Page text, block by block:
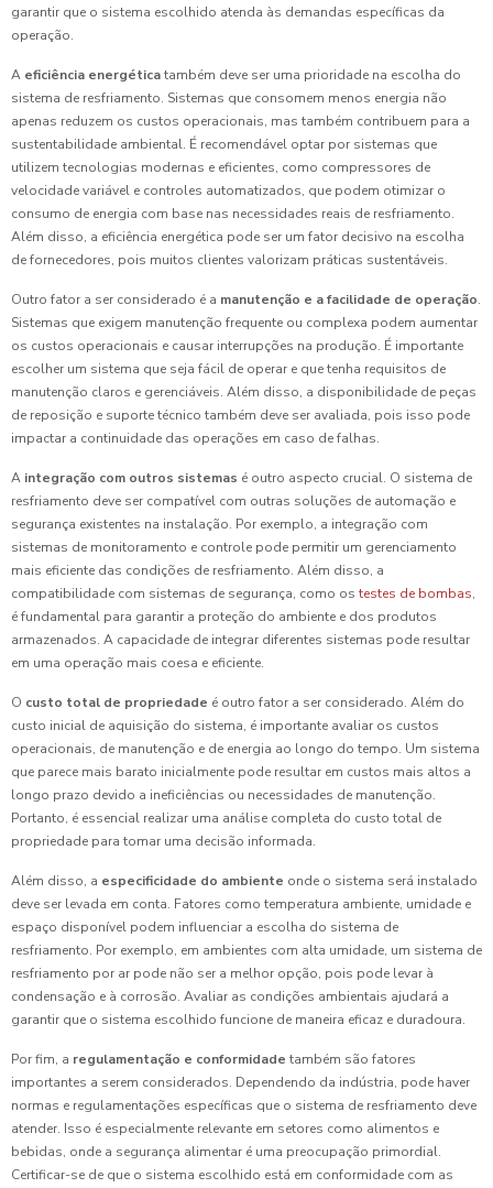
garantir que o sistema escolhido atenda às demandas específicas da
operação.
A eficiência energéticatambém deve ser uma prioridade na escolha do
sistema de resfriamento. Sistemas que consomem menos energia não
apenas reduzem os custos operacionais, mas também contribuem para a
sustentabilidade ambiental. É recomendável optar por sistemas que
utilizem tecnologias modernas e eficientes, como compressores de
velocidade variável e controles automatizados, que podem otimizar o
consumo de energia com base nas necessidades reais de resfriamento.
Além disso, a eficiência energética pode ser um fator decisivo na escolha
de fornecedores, pois muitos clientes valorizam práticas sustentáveis.
Outro fator a ser considerado é a manutenção e a facilidade de operação.
Sistemas que exigem manutenção frequente ou complexa podem aumentar
os custos operacionais e causar interrupções na produção. É importante
escolher um sistema que seja fácil de operar e que tenha requisitos de
manutenção claros e gerenciáveis. Além disso, a disponibilidade de peças
de reposição e suporte técnico também deve ser avaliada, pois isso pode
impactar a continuidade das operações em caso de falhas.
A integração com outros sistemas é outro aspecto crucial. O sistema de
resfriamento deve ser compatível com outras soluções de automação e
segurança existentes na instalação. Por exemplo, a integração com
sistemas de monitoramento e controle pode permitir um gerenciamento
mais eficiente das condições de resfriamento. Além disso, a
compatibilidade com sistemas de segurança, como os testes de bombas,
é fundamental para garantir a proteção do ambiente e dos produtos
armazenados. A capacidade de integrar diferentes sistemas pode resultar
em uma operação mais coesa e eficiente.
O custo total de propriedade é outro fator a ser considerado. Além do
custo inicial de aquisição do sistema, é importante avaliar os custos
operacionais, de manutenção e de energia ao longo do tempo. Um sistema
que parece mais barato inicialmente pode resultar em custos mais altos a
longo prazo devido a ineficiências ou necessidades de manutenção.
Portanto, é essencial realizar uma análise completa do custo total de
propriedade para tomar uma decisão informada.
Além disso, a especificidade do ambiente onde o sistema será instalado
deve ser levada em conta. Fatores como temperatura ambiente, umidade e
espaço disponível podem influenciar a escolha do sistema de
resfriamento. Por exemplo, em ambientes com alta umidade, um sistema de
resfriamento por ar pode não ser a melhor opção, pois pode levar à
condensação e à corrosão. Avaliar as condições ambientais ajudará a
garantir que o sistema escolhido funcione de maneira eficaz e duradoura.
Por fim, a regulamentação e conformidade também são fatores
importantes a serem considerados. Dependendo da indústria, pode haver
normas e regulamentações específicas que o sistema de resfriamento deve
atender. Isso é especialmente relevante em setores como alimentos e
bebidas, onde a segurança alimentar é uma preocupação primordial.
Certificar-se de que o sistema escolhido está em conformidade com as